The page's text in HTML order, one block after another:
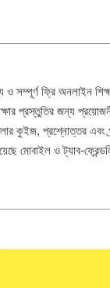
সম্পূর্ণ ফ্রি অনলাইন
প্রস্তুতির জন্য
কুইজ, প্রশ্নোত্তর এবং
মোবাইল ও ট্যাব-